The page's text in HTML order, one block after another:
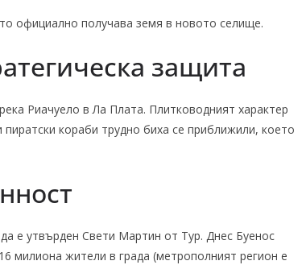
официално получава земя в новото селище.
защита
Риачуело в Ла Плата. Плитководният характер
кораби трудно биха се приближили, което
е утвърден Свети Мартин от Тур. Днес Буенос
милиона жители в града (метрополният регион е